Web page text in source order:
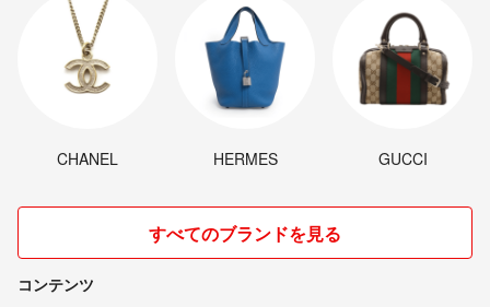
CHANEL HERMES GUCCI
すべてのブランドを見る
コンテンツ